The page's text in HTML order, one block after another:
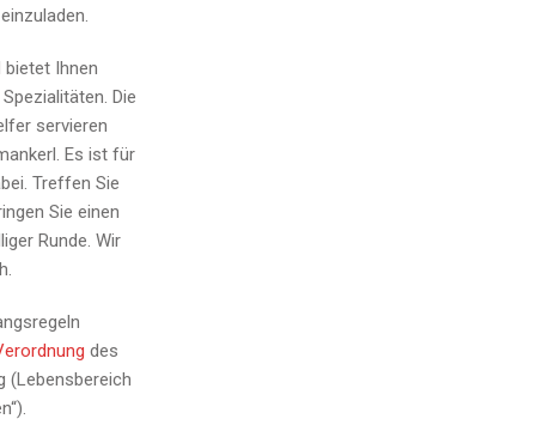
Ihnen
Die
servieren
Es ist für
Treffen Sie
Sie einen
Runde. Wir
des
(Lebensbereich